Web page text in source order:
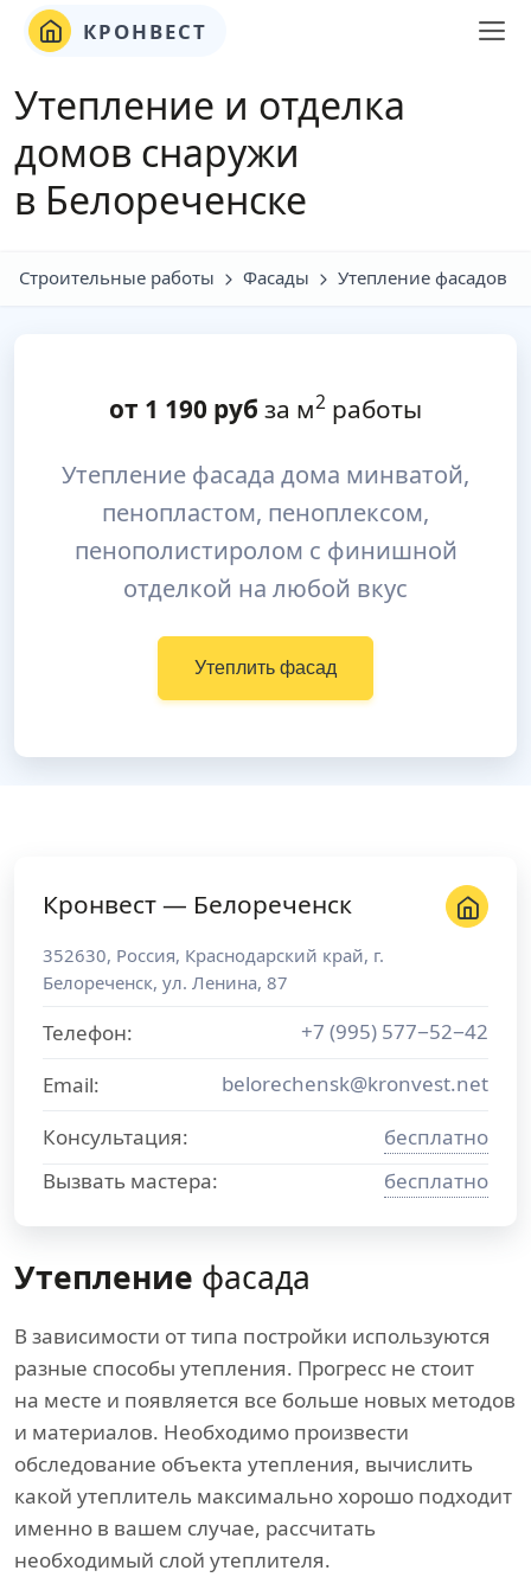
КРОНВЕСТ
Утепление и отделка
домов снаружи
в Белореченске
Строительные работы Фасады Утепление фасадов
от 1 190 руб за м2 работы
Утепление фасада дома минватой,
пенопластом, пеноплексом,
пенополистиролом с финишной
отделкой на любой вкус
Утеплить фасад
Утепление фасада
В зависимости от типа постройки используются
разные способы утепления. Прогресс не стоит
на месте и появляется все больше новых методов
и материалов. Необходимо произвести
обследование объекта утепления, вычислить
какой утеплитель максимально хорошо подходит
именно в вашем случае, рассчитать
необходимый слой утеплителя.
Кронвест — Белореченск
352630, Россия, Краснодарский край, г.
Белореченск, ул. Ленина, 87
Телефон:
+7 (995) 577−52−42
Email:
belorechensk@kronvest.net
Консультация:
бесплатно
Вызвать мастера:
бесплатно